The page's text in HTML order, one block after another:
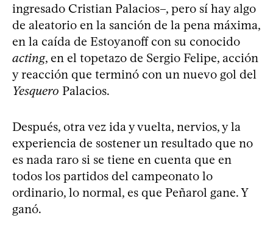
ingresado Cristian Palacios–, pero sí hay algo
de aleatorio en la sanción de la pena máxima,
en la caída de Estoyanoff con su conocido
acting, en el topetazo de Sergio Felipe, acción
y reacción que terminó con un nuevo gol del
Yesquero Palacios.
Después, otra vez ida y vuelta, nervios, y la
experiencia de sostener un resultado que no
es nada raro si se tiene en cuenta que en
todos los partidos del campeonato lo
ordinario, lo normal, es que Peñarol gane. Y
ganó.